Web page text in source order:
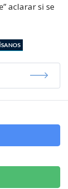
aclarar si se